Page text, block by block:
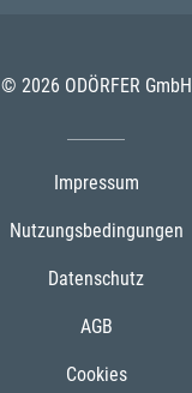
© 2026 ODÖRFER GmbH
Impressum
Nutzungsbedingungen
Datenschutz
AGB
Cookies